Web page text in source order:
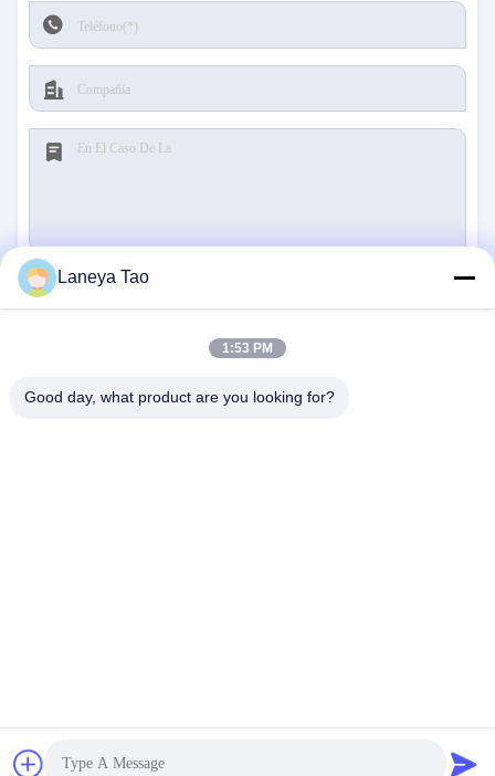
Proveedor. © de Copyright 2023-2025 Wisdtech Technology Co.,Limited .
Laneya Tao
1:53 PM
Good day, what product are you looking for?